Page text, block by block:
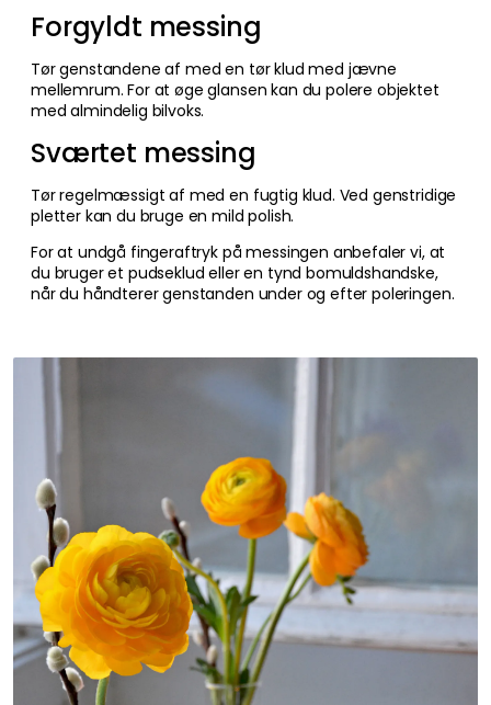
Forgyldt messing
Tør genstandene af med en tør klud med jævne
mellemrum. For at øge glansen kan du polere objektet
med almindelig bilvoks.
Sværtet messing
Tør regelmæssigt af med en fugtig klud. Ved genstridige
pletter kan du bruge en mild polish.
For at undgå fingeraftryk på messingen anbefaler vi, at
du bruger et pudseklud eller en tynd bomuldshandske,
når du håndterer genstanden under og efter poleringen.